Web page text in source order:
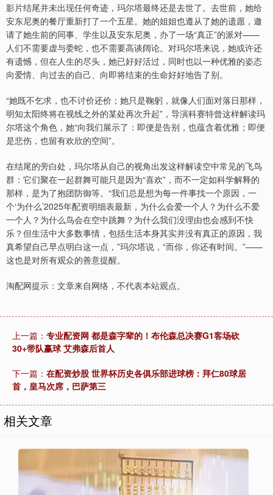
影片结尾并未出现任何奇迹，玛尔塔最终还是去世了。去世前，她给
安东尼奥的餐厅重新打了一个五星。她的姐姐也遵从了她的遗愿，邀
请了她生前的同事、学生以及安东尼奥，办了一场“真正”的派对——
人们不需要虚与委蛇，也不需要高谈阔论。对玛尔塔来说，她或许还
有遗憾，但在人生的尽头，她已好好活过，同时也以一种优雅的姿态
向爱情、向过去的自己、向即将结束的生命好好地告了别。
“她既不乞求，也不讨价还价；她只是鞠躬，就像人们面对落日那样，
明知太阳终将在视线之外的某处再次升起”，导演科赛特曾这样解读玛
尔塔这个角色，她“向我们展示了：即便是告别，也蕴含着优雅；即便
是悲伤，也留有欢欣的空间”。
在结尾的旁白处，玛尔塔从自己的视角出发这样解读空中常见的飞鸟
群：它们聚在一起群舞可能只是因为“喜欢”，而不一定如科学解释的
那样，是为了抱团防御等。“我们总是想为每一件事找一个原因，一
个‘为什么’2025年配资明细表最新，为什么会爱一个人？为什么不爱
一个人？为什么鸟会在空中跳舞？为什么我们没理由也会感到不快
乐？但生活中大多数事情，包括生活本身其实并没有真正的原因，我
真希望自己早点明白这一点，”玛尔塔说，“而你，你还有时间。”——
这也是对所有观众的善意提醒。
淘配网提示：文章来自网络，不代表本站观点。
上一篇： 专业配资网 都是森字辈的！布伦森总决赛G1客场砍
30+带队赢球 艾弗森后首人
下一篇： 在配资炒股 世界杯历史各俱乐部进球榜：拜仁80球居
首，皇马次席，巴萨第三
相关文章